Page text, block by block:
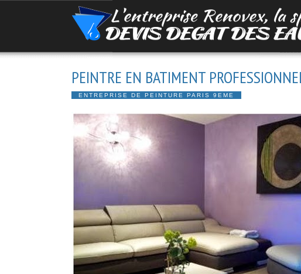
PEINTRE EN BATIMENT
ENTREPRISE DE PEINTURE PARIS 9EME